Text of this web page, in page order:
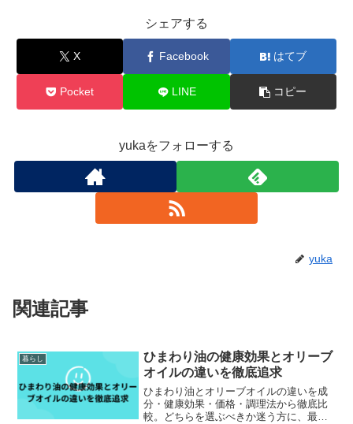
シェアする
X Facebook はてブ
Pocket LINE コピー
yukaをフォローする
yuka
関連記事
暮らし
ひまわり油の健康効果とオリーブ
オイルの違いを徹底追求
ひまわり油とオリーブオイルの違いを成
分・健康効果・価格・調理法から徹底比
較。どちらを選ぶべきか迷う方に、最適